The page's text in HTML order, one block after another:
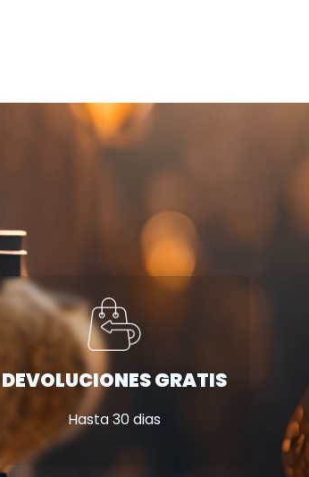
DEVOLUCIONES GRATIS
Hasta 30 dias